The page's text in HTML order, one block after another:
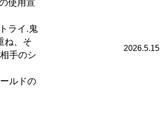
使用宣
ライ.鬼
ね、そ
手のシ
ルドの
2026.5.15